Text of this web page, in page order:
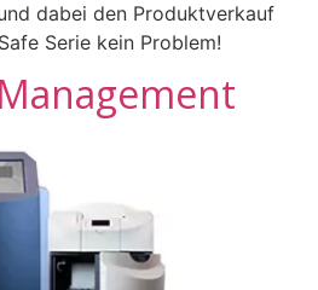
dabei den Produktverkauf
Serie kein Problem!